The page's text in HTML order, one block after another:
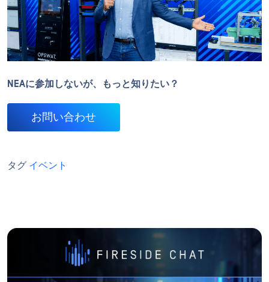
NEAに参加しないが、もっと知りたい？
お問い合わせ
タグ イベント